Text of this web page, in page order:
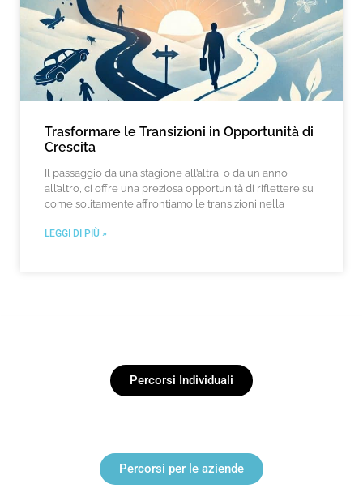
Trasformare le Transizioni in Opportunità di
Crescita
Il passaggio da una stagione all’altra, o da un anno
all’altro, ci offre una preziosa opportunità di riflettere su
come solitamente affrontiamo le transizioni nella
LEGGI DI PIÙ »
Percorsi Individuali
Percorsi per le aziende